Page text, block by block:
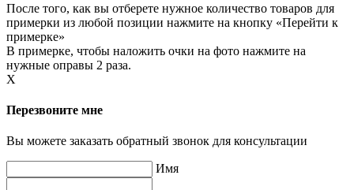
После того, как вы отберете нужное количество товаров для
примерки из любой позиции нажмите на кнопку «Перейти к
примерке»
В примерке, чтобы наложить очки на фото нажмите на
нужные оправы 2 раза.
X
Перезвоните мне
Вы можете заказать обратный звонок для консультации
Имя